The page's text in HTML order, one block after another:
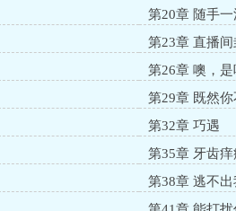
第20章 随手
第23章 直播间
第26章 噢，是
第29章 既然
第32章 巧遇
第35章 牙齿
第38章 逃不